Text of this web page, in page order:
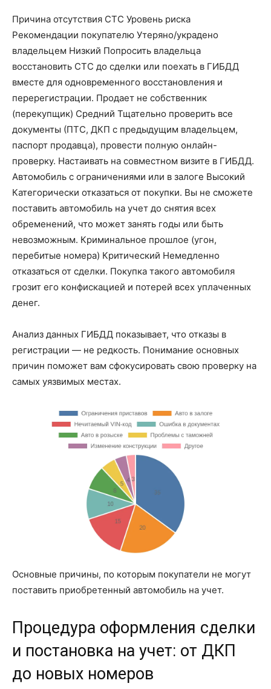
Причина отсутствия СТС Уровень риска
Рекомендации покупателю Утеряно/украдено
владельцем Низкий Попросить владельца
восстановить СТС до сделки или поехать в ГИБДД
вместе для одновременного восстановления и
перерегистрации. Продает не собственник
(перекупщик) Средний Тщательно проверить все
документы (ПТС, ДКП с предыдущим владельцем,
паспорт продавца), провести полную онлайн-
проверку. Настаивать на совместном визите в ГИБДД.
Автомобиль с ограничениями или в залоге Высокий
Категорически отказаться от покупки. Вы не сможете
поставить автомобиль на учет до снятия всех
обременений, что может занять годы или быть
невозможным. Криминальное прошлое (угон,
перебитые номера) Критический Немедленно
отказаться от сделки. Покупка такого автомобиля
грозит его конфискацией и потерей всех уплаченных
денег.
Анализ данных ГИБДД показывает, что отказы в
регистрации — не редкость. Понимание основных
причин поможет вам сфокусировать свою проверку на
самых уязвимых местах.
Основные причины, по которым покупатели не могут
поставить приобретенный автомобиль на учет.
Процедура оформления сделки
и постановка на учет: от ДКП
до новых номеров